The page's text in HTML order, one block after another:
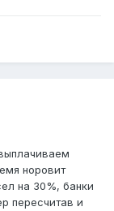
норовит
на 30%, банки
пересчитав и